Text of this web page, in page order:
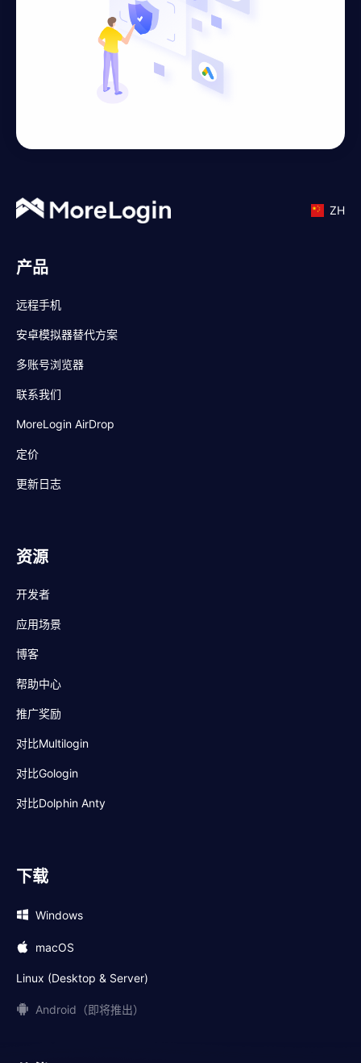
ZH
产品
远程手机
安卓模拟器替代方案
多账号浏览器
联系我们
MoreLogin AirDrop
定价
更新日志
资源
开发者
应用场景
博客
帮助中心
推广奖励
对比Multilogin
对比Gologin
对比Dolphin Anty
下载
Windows
macOS
Linux (Desktop & Server)
Android（即将推出）